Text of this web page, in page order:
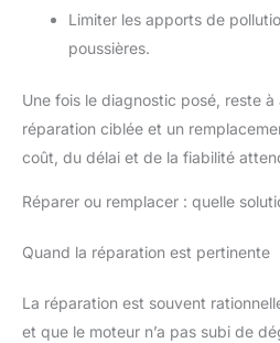
des algues ; en hiver, elle
protège de la chute des feuilles,
de la neige et des dégâts
ces bâches rondes et
imperméables pour piscine
permet de résoudre rapidement
et efficacement les problèmes
sangles et les piquets fournis
protection pratique et comp
Limiter les apports de
poussières.
Une fois le diagnostic posé, reste
réparation ciblée et un
coût, du délai et de la fiabilité
Réparer ou remplacer : quelle
Quand la réparation est pertinente
La réparation est souvent
et que le moteur n’a pas subi de